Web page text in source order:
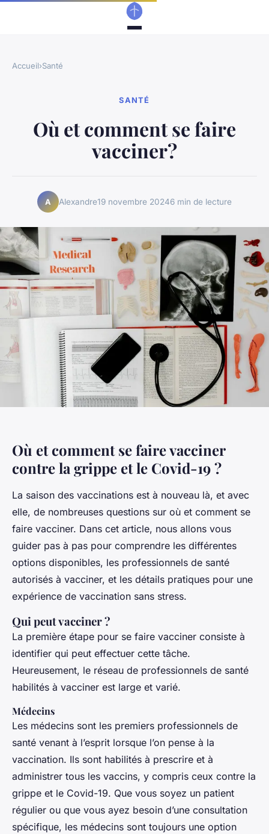
Accueil›Santé
SANTÉ
Où et comment se faire
vacciner?
A Alexandre19 novembre 20246 min de lecture
Où et comment se faire vacciner
contre la grippe et le Covid-19 ?
La saison des vaccinations est à nouveau là, et avec
elle, de nombreuses questions sur où et comment se
faire vacciner. Dans cet article, nous allons vous
guider pas à pas pour comprendre les différentes
options disponibles, les professionnels de santé
autorisés à vacciner, et les détails pratiques pour une
expérience de vaccination sans stress.
Qui peut vacciner ?
La première étape pour se faire vacciner consiste à
identifier qui peut effectuer cette tâche.
Heureusement, le réseau de professionnels de santé
habilités à vacciner est large et varié.
Médecins
Les médecins sont les premiers professionnels de
santé venant à l’esprit lorsque l’on pense à la
vaccination. Ils sont habilités à prescrire et à
administrer tous les vaccins, y compris ceux contre la
grippe et le Covid-19. Que vous soyez un patient
régulier ou que vous ayez besoin d’une consultation
spécifique, les médecins sont toujours une option